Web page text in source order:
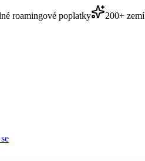
roamingové poplatky 200+ zemí